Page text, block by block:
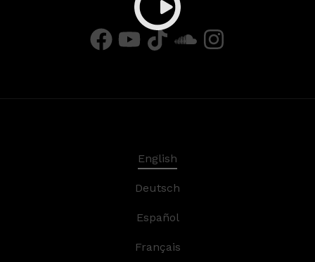
English
Deutsch
Español
Français